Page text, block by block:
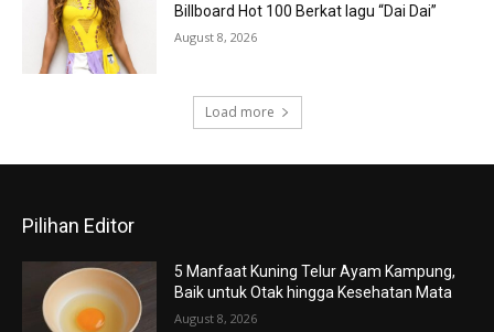
Billboard Hot 100 Berkat lagu “Dai Dai”
August 8, 2026
Load more
Pilihan Editor
5 Manfaat Kuning Telur Ayam Kampung,
Baik untuk Otak hingga Kesehatan Mata
August 8, 2026